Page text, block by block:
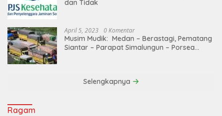
dan Tidak
April 5, 2023 0 Komentar
Musim Mudik: Medan – Berastagi, Pematang
Siantar – Parapat Simalungun – Porsea
Selengkapnya
Ragam